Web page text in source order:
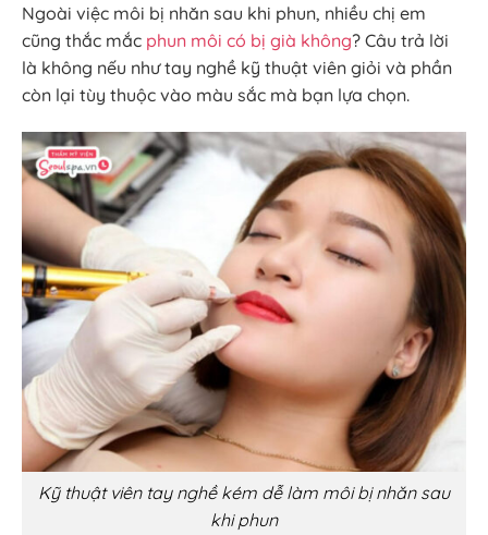
Ngoài việc môi bị nhăn sau khi phun, nhiều chị em
cũng thắc mắc phun môi có bị già không? Câu trả lời
là không nếu như tay nghề kỹ thuật viên giỏi và phần
còn lại tùy thuộc vào màu sắc mà bạn lựa chọn.
Kỹ thuật viên tay nghề kém dễ làm môi bị nhăn sau
khi phun